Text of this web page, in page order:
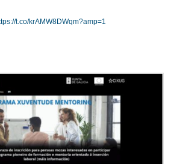
t.co/krAMW8DWqm?amp=1